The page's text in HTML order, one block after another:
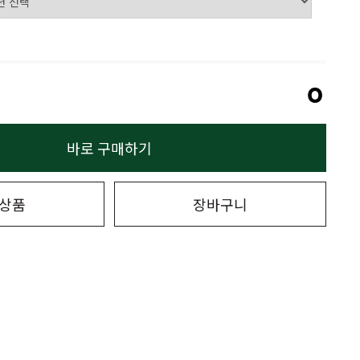
0
바로 구매하기
품 장바구니